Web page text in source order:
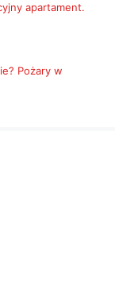
apartament.
Pożary w